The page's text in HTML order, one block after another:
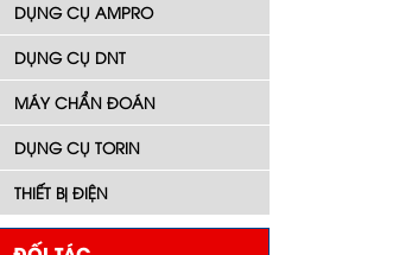
DỤNG CỤ AMPRO
DỤNG CỤ DNT
MÁY CHẨN ĐOÁN
DỤNG CỤ TORIN
THIẾT BỊ ĐIỆN